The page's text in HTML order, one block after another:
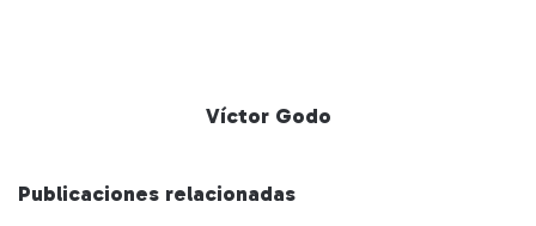
Víctor Godo
Publicaciones relacionadas